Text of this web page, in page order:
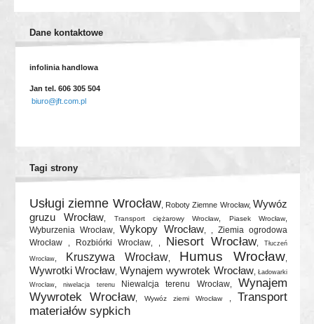
Dane kontaktowe
infolinia handlowa
Jan tel. 606 305 504
biuro@jft.com.pl
Tagi strony
Usługi ziemne Wrocław, Roboty Ziemne Wrocław,Wywóz
gruzu Wrocław
Transport ciężarowy Wrocław Piasek Wrocław
Wyburzenia Wrocław ,Wykopy Wrocław, , Ziemia ogrodowa
Wrocław
Rozbiórki Wrocław Niesort Wrocław, Tłuczeń
Wrocław Kruszywa Wrocław Humus Wrocław
Wywrotki Wrocław Wynajem wywrotek Wrocław,Ładowarki
Wrocław ,niwelacja terenu Niewalcja terenu Wrocław, Wynajem
Wywrotek Wrocław, Wywóz ziemi Wrocław
Transport
materiałów sypkich